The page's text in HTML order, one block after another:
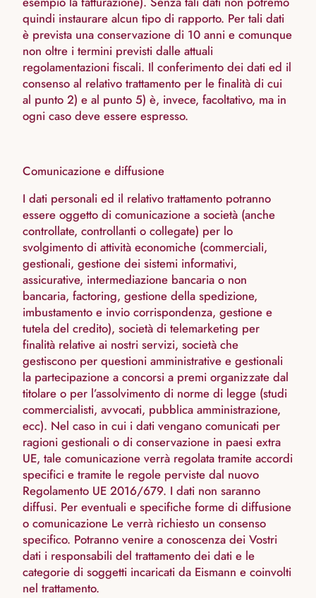
quindi instaurare alcun tipo di rapporto. Per tali dati
è prevista una conservazione di 10 anni e comunque
non oltre i termini previsti dalle attuali
regolamentazioni fiscali. Il conferimento dei dati ed il
consenso al relativo trattamento per le finalità di cui
al punto 2) e al punto 5) è, invece, facoltativo, ma in
ogni caso deve essere espresso.
Comunicazione e diffusione
I dati personali ed il relativo trattamento potranno
essere oggetto di comunicazione a società (anche
controllate, controllanti o collegate) per lo
svolgimento di attività economiche (commerciali,
gestionali, gestione dei sistemi informativi,
assicurative, intermediazione bancaria o non
bancaria, factoring, gestione della spedizione,
imbustamento e invio corrispondenza, gestione e
tutela del credito), società di telemarketing per
finalità relative ai nostri servizi, società che
gestiscono per questioni amministrative e gestionali
la partecipazione a concorsi a premi organizzate dal
titolare o per l’assolvimento di norme di legge (studi
commercialisti, avvocati, pubblica amministrazione,
ecc). Nel caso in cui i dati vengano comunicati per
ragioni gestionali o di conservazione in paesi extra
UE, tale comunicazione verrà regolata tramite accordi
specifici e tramite le regole perviste dal nuovo
Regolamento UE 2016/679. I dati non saranno
diffusi. Per eventuali e specifiche forme di diffusione
o comunicazione Le verrà richiesto un consenso
specifico. Potranno venire a conoscenza dei Vostri
dati i responsabili del trattamento dei dati e le
categorie di soggetti incaricati da Eismann e coinvolti
nel trattamento.